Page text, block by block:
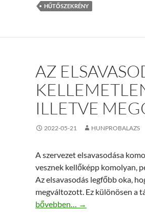
HŰTŐSZEKRÉNY
AZ
ILLETVE
2022-05-21 HUNPROBALAZS
A szervezet elsavasodása
vesznek kellőképp komolyan,
Az elsavasodás legfőbb oka,
megváltozott. Ez különösen a
Az elsavasodás kellemetlen
bővebben… →